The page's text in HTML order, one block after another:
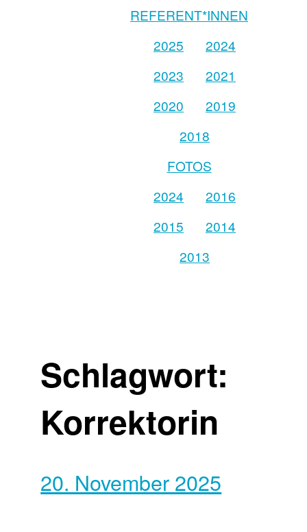
REFERENT*INNEN
2025
2024
2023
2021
2020
2019
2018
FOTOS
2024
2016
2015
2014
2013
Schlagwort:
Korrektorin
20. November 2025